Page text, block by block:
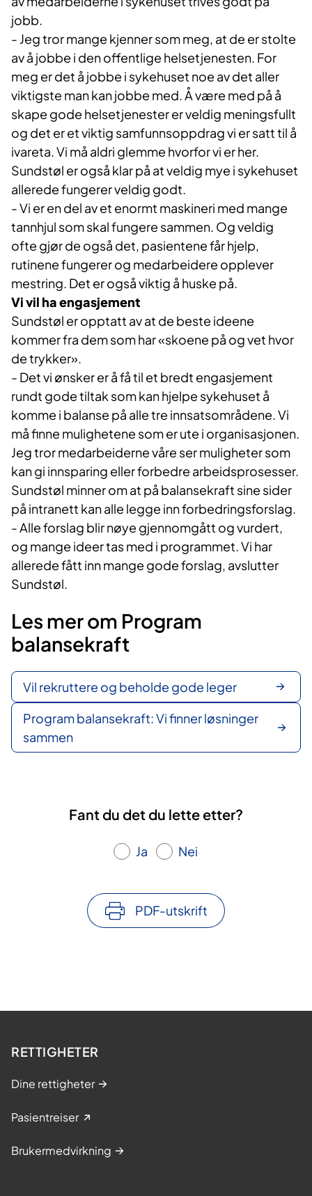
jobb.
- Jeg tror mange kjenner som meg, at de er stolte
av å jobbe i den offentlige helsetjenesten. For
meg er det å jobbe i sykehuset noe av det aller
viktigste man kan jobbe med. Å være med på å
skape gode helsetjenester er veldig meningsfullt
og det er et viktig samfunnsoppdrag vi er satt til å
ivareta. Vi må aldri glemme hvorfor vi er her.
Sundstøl er også klar på at veldig mye i sykehuset
allerede fungerer veldig godt.
- Vi er en del av et enormt maskineri med mange
tannhjul som skal fungere sammen. Og veldig
ofte gjør de også det, pasientene får hjelp,
rutinene fungerer og medarbeidere opplever
mestring. Det er også viktig å huske på.
Vi vil ha engasjement
Sundstøl er opptatt av at de beste ideene
kommer fra dem som har «skoene på og vet hvor
de trykker».
- Det vi ønsker er å få til et bredt engasjement
rundt gode tiltak som kan hjelpe sykehuset å
komme i balanse på alle tre innsatsområdene. Vi
må finne mulighetene som er ute i organisasjonen.
Jeg tror medarbeiderne våre ser muligheter som
kan gi innsparing eller forbedre arbeidsprosesser.
Sundstøl minner om at på balansekraft sine sider
på intranett kan alle legge inn forbedringsforslag.
- Alle forslag blir nøye gjennomgått og vurdert,
og mange ideer tas med i programmet. Vi har
allerede fått inn mange gode forslag, avslutter
Sundstøl.
Les mer om Program
balansekraft
Vil rekruttere og beholde gode leger
Program balansekraft: Vi finner løsninger
sammen
Fant du det du lette etter?
Ja Nei
PDF-utskrift
RETTIGHETER
Dine rettigheter
Pasientreiser
Brukermedvirkning